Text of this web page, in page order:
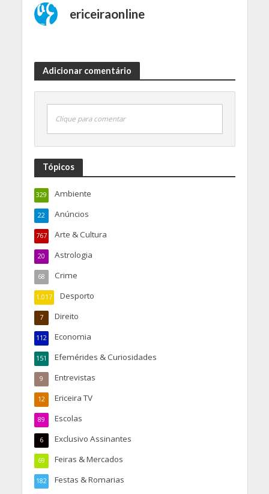
ericeiraonline
Adicionar comentário
Clique para comentar
Tópicos
Ambiente
329
Anúncios
22
Arte & Cultura
767
Astrologia
20
Crime
68
Desporto
1.017
Direito
7
Economia
112
Efemérides & Curiosidades
151
Entrevistas
9
Ericeira TV
12
Escolas
89
Exclusivo Assinantes
6
Feiras & Mercados
69
Festas & Romarias
182